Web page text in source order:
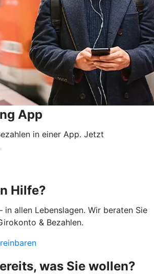
App
in einer App. Jetzt
Hilfe?
in allen Lebenslagen. Wir beraten Sie
& Bezahlen.
was Sie wollen?